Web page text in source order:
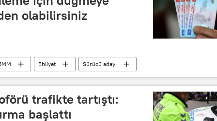
olabilirsiniz
Ehliyet Sürücü adayı
trafikte tartıştı:
başlattı